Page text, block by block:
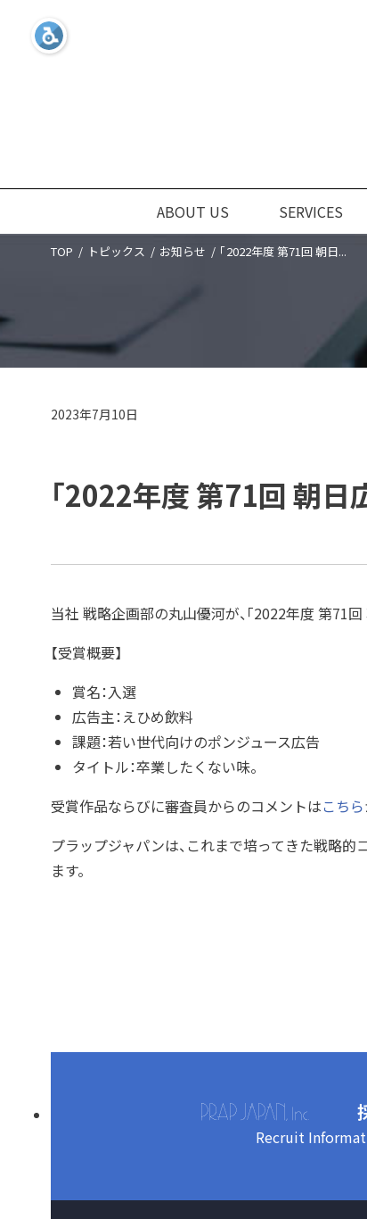
ABOUT US SERVICES
TOP トピックス お知らせ 「2022年度 第71回 朝日...
2023年7月10日
「2022年度 第71回 朝日
当社 戦略企画部の丸山優河が、「2022年度 第71回
【受賞概要】
賞名：入選
広告主：えひめ飲料
課題：若い世代向けのポンジュース広告
タイトル：卒業したくない味。
受賞作品ならびに審査員からのコメントはこちら
プラップジャパンは、これまで培ってきた戦略
ます。
Recruit